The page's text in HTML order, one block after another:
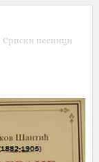
Српски песници